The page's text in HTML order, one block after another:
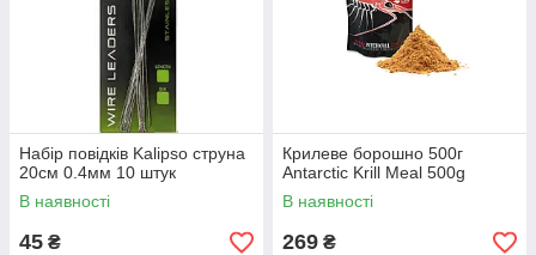
Набір повідків Kalipso струна
20см 0.4мм 10 штук
В наявності
45 ₴
Крилеве борошно 500г
Antarctic Krill Meal 500g
В наявності
269 ₴